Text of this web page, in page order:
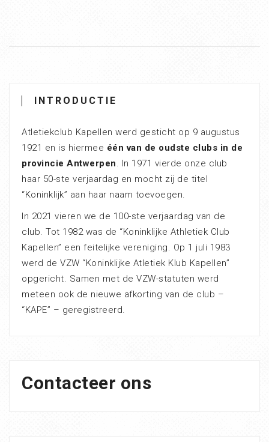
INTRODUCTIE
Atletiekclub Kapellen werd gesticht op 9 augustus
1921 en is hiermee één van de oudste clubs in de
provincie Antwerpen. In 1971 vierde onze club
haar 50-ste verjaardag en mocht zij de titel
“Koninklijk” aan haar naam toevoegen.
In 2021 vieren we de 100-ste verjaardag van de
club. Tot 1982 was de “Koninklijke Athletiek Club
Kapellen” een feitelijke vereniging. Op 1 juli 1983
werd de VZW “Koninklijke Atletiek Klub Kapellen”
opgericht. Samen met de VZW-statuten werd
meteen ook de nieuwe afkorting van de club –
“KAPE” – geregistreerd.
Contacteer ons